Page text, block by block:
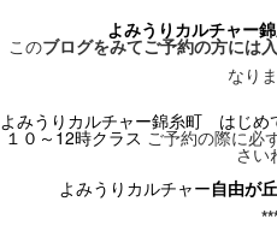
よみうりカルチャー
このブログをみてご予約の方には
なり
よみうりカルチャー錦糸町 はじ
１０～12時クラス ご予約の際に必
さい
よみうりカルチャー自由が丘